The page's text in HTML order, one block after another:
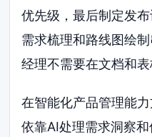
优先级，最后制定发
需求梳理和路线图绘
经理不需要在文档和表
在智能化产品管理能
依靠AI处理需求洞察和